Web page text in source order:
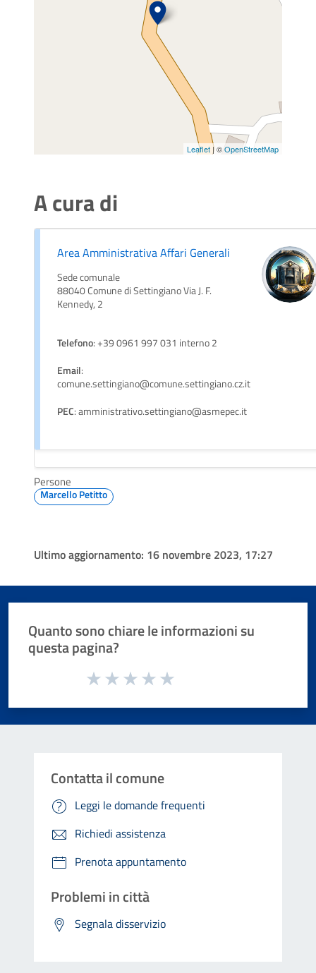
Leaflet | ©OpenStreetMap
A cura di
Area Amministrativa Affari Generali
Sede comunale
88040 Comune di Settingiano Via J. F.
Kennedy, 2
Telefono: +39 0961 997 031 interno 2
Email:
comune.settingiano@comune.settingiano.cz.it
PEC: amministrativo.settingiano@asmepec.it
Persone
Marcello Petitto
Ultimo aggiornamento: 16 novembre 2023, 17:27
Quanto sono chiare le informazioni su
questa pagina?
Valuta da 1 a 5 stelle la pagina
Contatta il comune
Leggi le domande frequenti
Richiedi assistenza
Prenota appuntamento
Problemi in città
Segnala disservizio